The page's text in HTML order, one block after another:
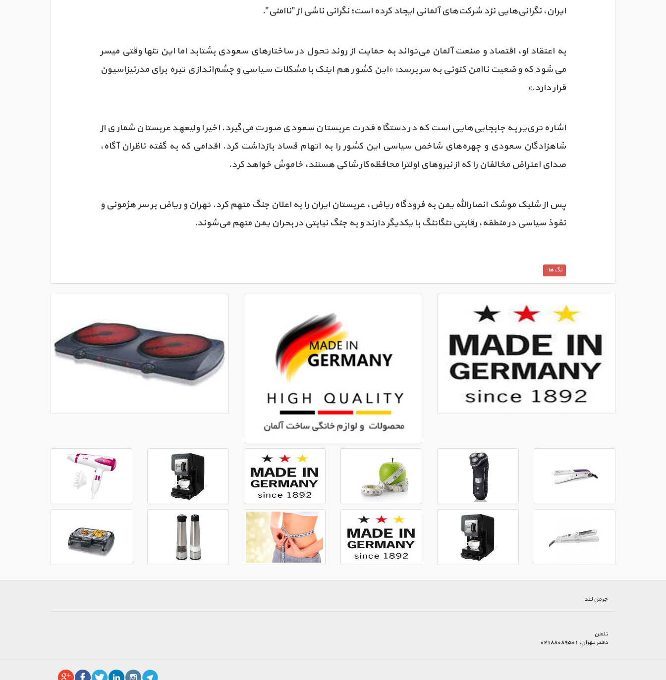
ایران، نگرانی‌هایی نزد شرکت‌های آلمانی ایجاد کرده است؛ نگرانی ناشی از "ناامنی".
به اعتقاد او، اقتصاد و صنعت آلمان می‌تواند به حمایت از روند تحول در ساختارهای سعودی بشتابد اما این تنها وقتی میسر
می‌شود که وضعیت ناامن کنونی به سر برسد: «این کشور هم اینک با مشکلات سیاسی و چشم‌اندازی تیره برای مدرنیزاسیون
قرار دارد.»
اشاره تری‌یر به جابجایی‌هایی است که در دستگاه قدرت عربستان سعودی صورت می‌گیرد. اخیرا ولیعهد عربستان شماری از
شاهزادگان سعودی و چهره‌های شاخص سیاسی این کشور را به اتهام فساد بازداشت کرد. اقدامی که به گفته ناظران آگاه،
صدای اعتراض مخالفان را که از نیروهای اولترا محافظه‌کار شاکی هستند، خاموش خواهد کرد.
پس از شلیک موشک انصارالله یمن به فرودگاه ریاض، عربستان ایران را به اعلان جنگ متهم کرد. تهران و ریاض بر سر هژمونی و
نفوذ سیاسی در منطقه، رقابتی تنگاتنگ با یکدیگر دارند و به جنگ نیابتی در بحران یمن متهم می‌شوند.
تگ ها:
جرمن لند
تلفن
دفتر تهران: 02188089501